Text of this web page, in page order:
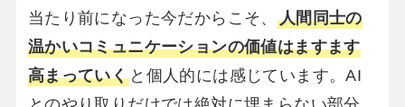
当たり前になった今だからこそ、 人間同士の
温かいコミュニケーションの価値はますます
高まっていく と個人的には感じています。AI